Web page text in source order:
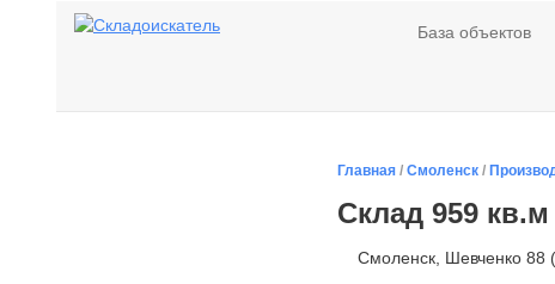
База объектов
Главная / Смоленск /
Склад 959
Смоленск, Шевченко